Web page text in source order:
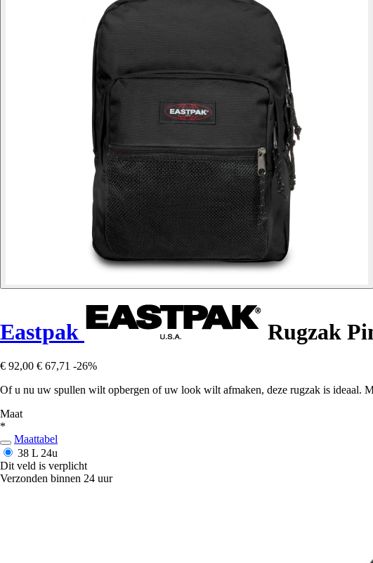
Eastpak Rugzak
€ 92,00 € 67,71 -26%
Of u nu uw spullen wilt opbergen of uw look wilt afmaken, deze rugzak is ideaal.
Maat
*
Maattabel
38 L 24u
Dit veld is verplicht
Verzonden binnen 24 uur